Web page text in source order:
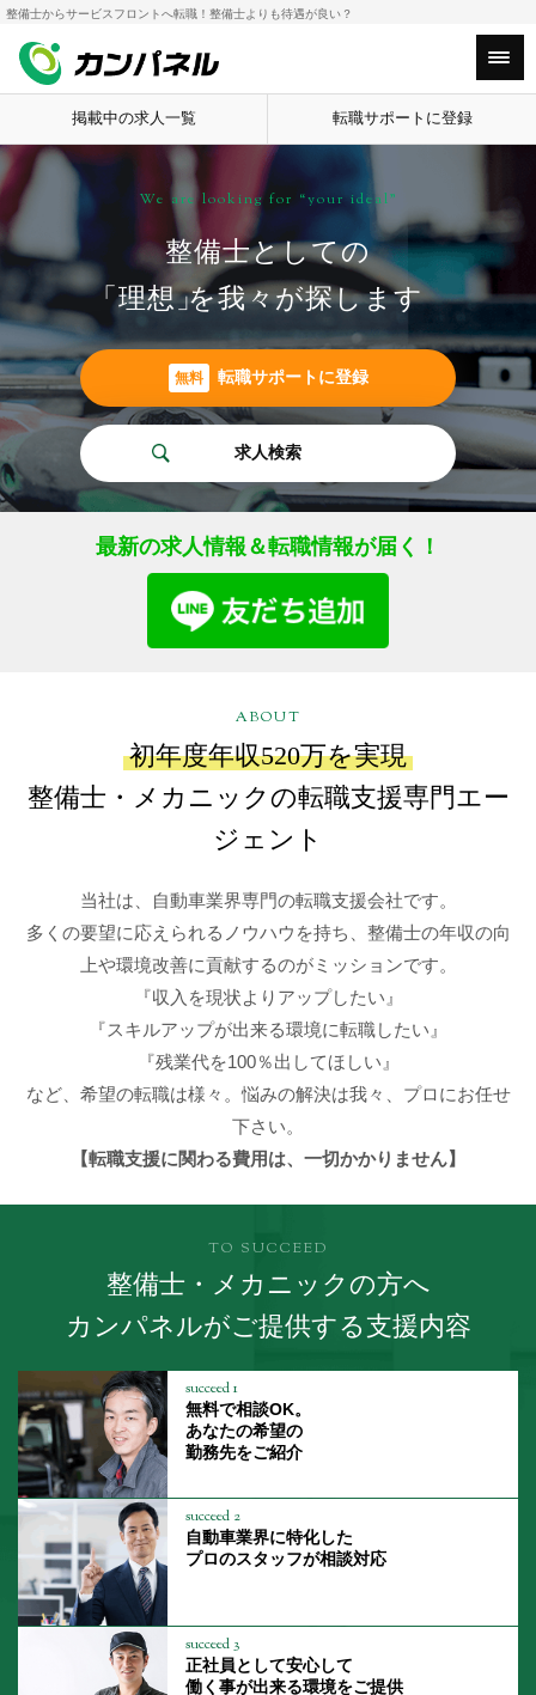
整備士からサービスフロントへ転職！整備士よりも待遇が良い？
掲載中の求人一覧 転職サポートに登録
We are looking for “your ideal”
整備士としての
「理想」を我々が探します
無料 転職サポートに登録
求人検索
最新の求人情報＆転職情報が届く！
ABOUT
初年度年収520万を実現
整備士・メカニックの転職支援専門エー
ジェント
当社は、自動車業界専門の転職支援会社です。
多くの要望に応えられるノウハウを持ち、整備士の年収の向
上や環境改善に貢献するのがミッションです。
『収入を現状よりアップしたい』
『スキルアップが出来る環境に転職したい』
『残業代を100％出してほしい』
など、希望の転職は様々。悩みの解決は我々、プロにお任せ
下さい。
【転職支援に関わる費用は、一切かかりません】
TO SUCCEED
整備士・メカニックの方へ
カンパネルがご提供する支援内容
succeed 1
無料で相談OK。
あなたの希望の
勤務先をご紹介
succeed 2
自動車業界に特化した
プロのスタッフが相談対応
succeed 3
正社員として安心して
働く事が出来る環境をご提供